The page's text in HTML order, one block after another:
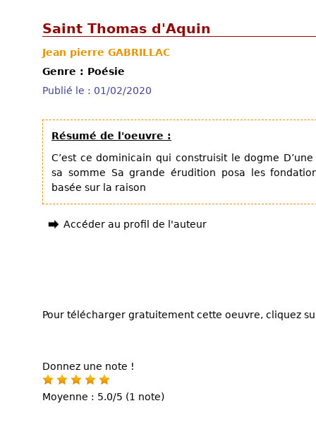
Saint Thomas d'Aquin
Jean pierre GABRILLAC
Genre : Poésie
Publié le : 01/02/2020
Résumé de l'oeuvre :
C’est ce dominicain qui construisit le dogme
sa somme Sa grande érudition posa les
basée sur la raison
Accéder au profil de l'auteur
Pour télécharger gratuitement cette oeuvre, cliquez
Donnez une note !
Moyenne : 5.0/5 (1 note)